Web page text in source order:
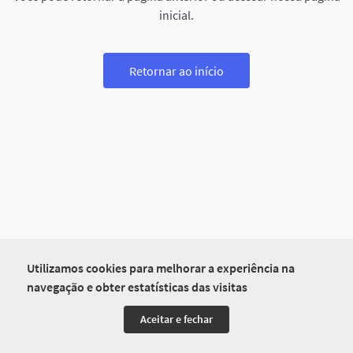
Utilizamos cookies para melhorar a experiência na
navegação e obter estatísticas das visitas
Aceitar e fechar
inicial.
Retornar ao início